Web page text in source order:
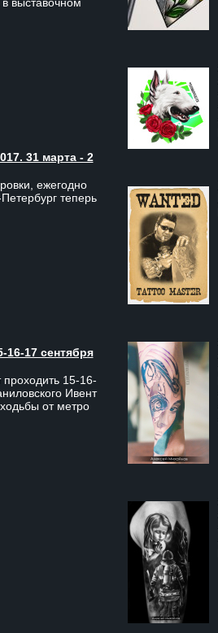
выставочном
31 марта - 2
ежегодно
теперь
16-17 сентября
проходить 15-16-
Ивент
от метро